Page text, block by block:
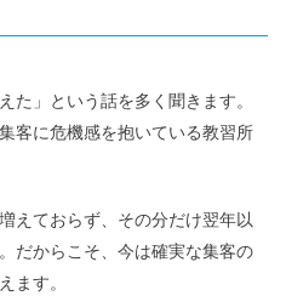
た」という話を多く聞きます。
客に危機感を抱いている教習所
えておらず、その分だけ翌年以
だからこそ、今は確実な集客の
ます。